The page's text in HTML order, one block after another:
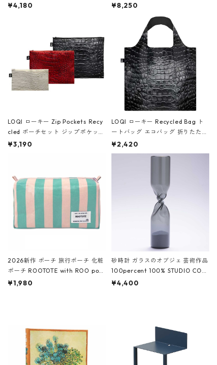
ミエ-B ショルダーバッグ グロスピ
¥4,180
ボストンバッグ ショルダーバッグ
Black ジャン=ミッシェル・バスキ
ア/クラウン ブラック
¥8,250
LOQI ローキー Zip Pockets Recy
cled ポーチセット ジップポケット
ファスナーポーチ 撥水加工 トラベ
ーガンディー、オフホワイト
¥3,190
LOQI ローキー Recycled Bag ト
ートバッグ エコバッグ 折りたたみ
大きめ 撥水加工 収納ポーチ CRO
CODILE/Black クロコダイル/ブラ
¥2,420
2026新作 ポーチ 旅行ポーチ 化粧
ポーチ ROOTOTE with ROO pou
ch 3532 ルートート WR.ポーチ.ラ
¥1,980
砂時計 ガラスのオブジェ 芸術作品
100percent 100% STUDIO COH
AKU Timeless 100パーセント ス
¥4,400